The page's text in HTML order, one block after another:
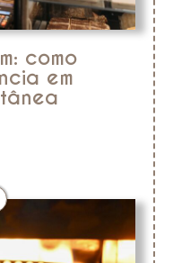
como
em